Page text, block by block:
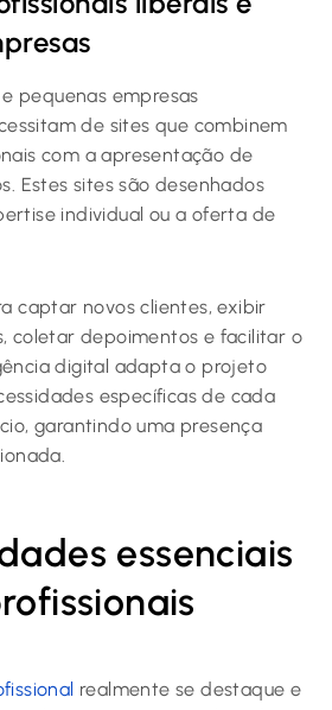
pequenas empresas
de sites que combinem
com a apresentação de
Estes sites são desenhados
individual ou a oferta de
captar novos clientes, exibir
coletar depoimentos e facilitar o
digital adapta o projeto
específicas de cada
garantindo uma presença
essenciais
realmente se destaque e